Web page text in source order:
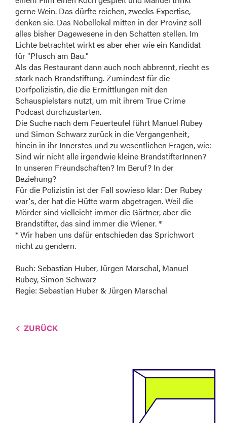
gerne Wein. Das dürfte reichen, zwecks Expertise,
denken sie. Das Nobellokal mitten in der Provinz soll
alles bisher Dagewesene in den Schatten stellen. Im
Lichte betrachtet wirkt es aber eher wie ein Kandidat
für "Pfusch am Bau."
Als das Restaurant dann auch noch abbrennt, riecht es
stark nach Brandstiftung. Zumindest für die
Dorfpolizistin, die die Ermittlungen mit den
Schauspielstars nutzt, um mit ihrem True Crime
Podcast durchzustarten.
Die Suche nach dem Feuerteufel führt Manuel Rubey
und Simon Schwarz zurück in die Vergangenheit,
hinein in ihr Innerstes und zu wesentlichen Fragen, wie:
Sind wir nicht alle irgendwie kleine BrandstifterInnen?
In unseren Freundschaften? Im Beruf? In der
Beziehung?
Für die Polizistin ist der Fall sowieso klar: Der Rubey
war's, der hat die Hütte warm abgetragen. Weil die
Mörder sind vielleicht immer die Gärtner, aber die
Brandstifter, das sind immer die Wiener. *
* Wir haben uns dafür entschieden das Sprichwort
nicht zu gendern.
Buch: Sebastian Huber, Jürgen Marschal, Manuel
Rubey, Simon Schwarz
Regie: Sebastian Huber & Jürgen Marschal
ZURÜCK